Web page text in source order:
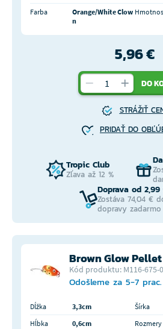
Farba
Orange/White Clow
n
5,96 €
DO
STRÁŽIŤ
PRIDAŤ DO
Tropic Club
Zľava až 12 %
Doprava od 2,99
Zostáva 74,04 €
dopravy zadarmo
Brown Glow Pellet
Kód produktu: M116-675-
Odošleme za 5-7
Dĺžka 3,3cm Šírka
Hĺbka
0,6cm Rozmery